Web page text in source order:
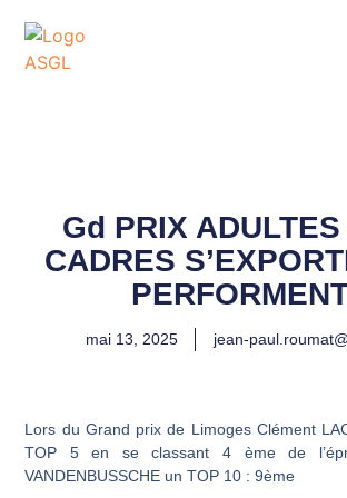
Gd PRIX
CADRES
mai 13, 2025 jean-
Lors du Grand prix de Limoges Clément
TOP 5 en se classant 4 ème de
VANDENBUSSCHE un TOP 10 : 9ème